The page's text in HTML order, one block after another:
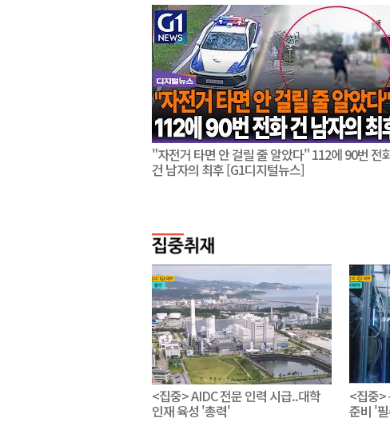
"자전거 타면 안 걸릴 줄 알았다" 112에 90번 전
건 남자의 최후 [G1디지털뉴스]
<집중> AIDC 전문 인력 시급..대학
인재 육성 '총력'
<집중>
준비 '